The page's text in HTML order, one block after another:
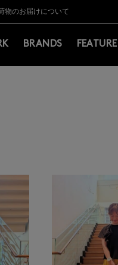
のお買上げで常時送料無料！お買
知らせ】（2026.8.5）
物のお届けについて
・ご注意事項
のお買上げで常時送料無料！お買
知らせ】（2026.8.5）
BRANDS FEATURE